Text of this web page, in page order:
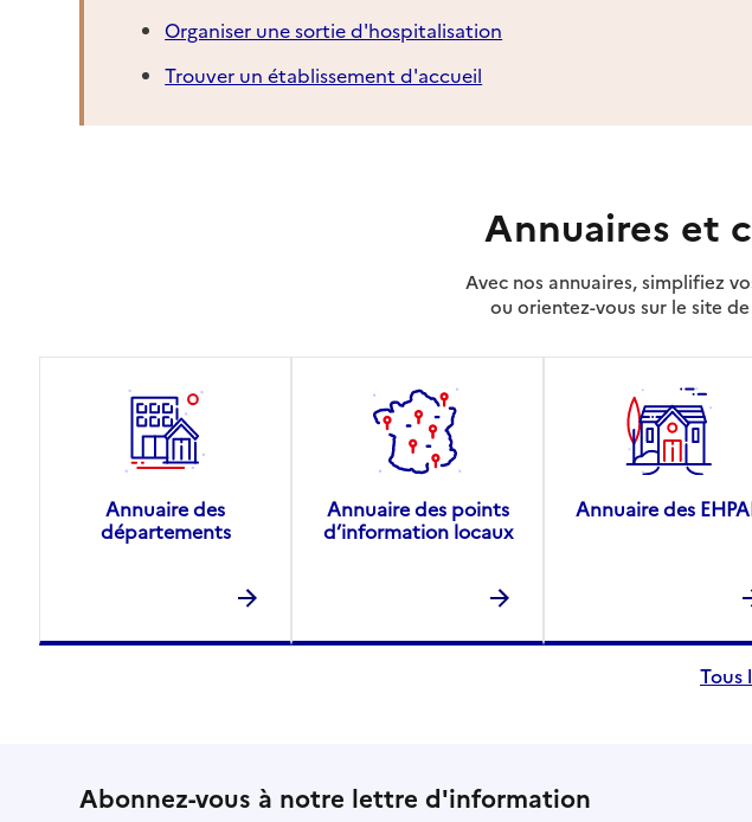
Organiser une sortie d'hospitalisation
Trouver un établissement d'accueil
Annuaires et
Avec nos annuaires, simplifiez
ou orientez-vous sur le site
Annuaire des
départements
Annuaire des points
d’information locaux
Annuaire des
Tous
Abonnez-vous à notre lettre d'information